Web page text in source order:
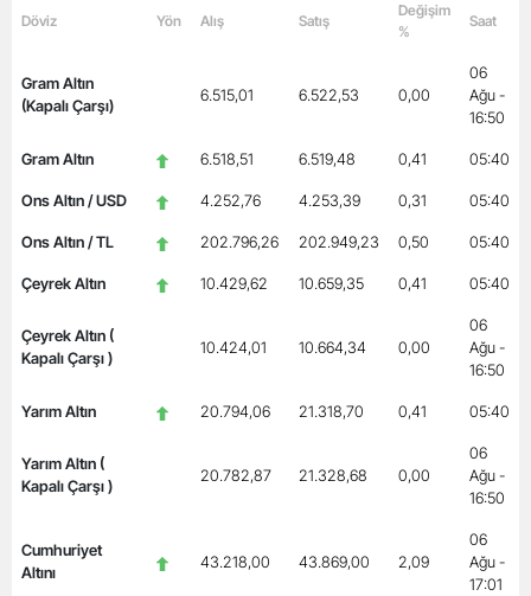
Döviz Yön Alış Satış
Değişim
%
Saat
Gram Altın
(Kapalı Çarşı)
6.515,01 6.522,53 0,00
06
Ağu -
16:50
Gram Altın 6.518,51 6.519,48 0,41 05:40
Ons Altın / USD 4.252,76 4.253,39 0,31 05:40
Ons Altın / TL 202.796,26 202.949,23 0,50 05:40
Çeyrek Altın 10.429,62 10.659,35 0,41 05:40
Çeyrek Altın (
Kapalı Çarşı )
10.424,01 10.664,34 0,00
06
Ağu -
16:50
Yarım Altın 20.794,06 21.318,70 0,41 05:40
Yarım Altın (
Kapalı Çarşı )
20.782,87 21.328,68 0,00
06
Ağu -
16:50
Cumhuriyet
Altını
43.218,00 43.869,00 2,09
06
Ağu -
17:01